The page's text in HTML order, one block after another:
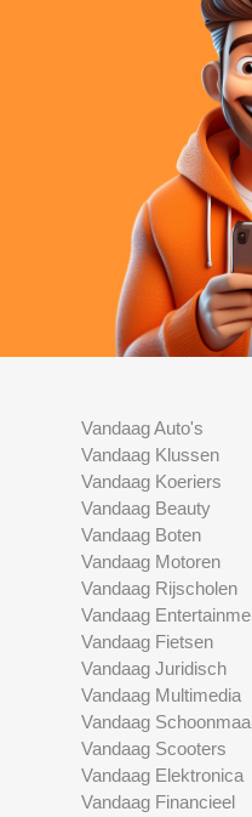
Vandaag Auto's
Vandaag Klussen
Vandaag Koeriers
Vandaag Beauty
Vandaag Boten
Vandaag Motoren
Vandaag Rijscholen
Vandaag
Vandaag Fietsen
Vandaag Juridisch
Vandaag Multimedia
Vandaag
Vandaag Scooters
Vandaag Elektronica
Vandaag Financieel